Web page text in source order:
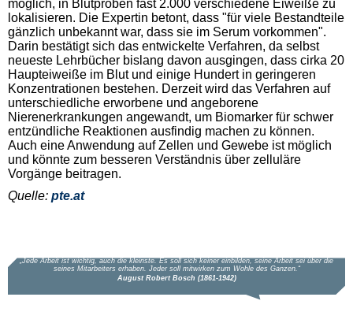
möglich, in Blutproben fast 2.000 verschiedene Eiweiße zu
lokalisieren. Die Expertin betont, dass "für viele Bestandteile
gänzlich unbekannt war, dass sie im Serum vorkommen".
Darin bestätigt sich das entwickelte Verfahren, da selbst
neueste Lehrbücher bislang davon ausgingen, dass cirka 20
Haupteiweiße im Blut und einige Hundert in geringeren
Konzentrationen bestehen. Derzeit wird das Verfahren auf
unterschiedliche erworbene und angeborene
Nierenerkrankungen angewandt, um Biomarker für schwer
entzündliche Reaktionen ausfindig machen zu können.
Auch eine Anwendung auf Zellen und Gewebe ist möglich
und könnte zum besseren Verständnis über zelluläre
Vorgänge beitragen.
Quelle: pte.at